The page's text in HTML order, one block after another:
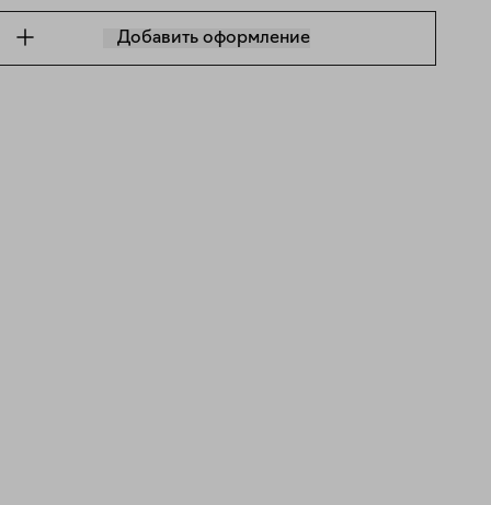
Добавить оформление